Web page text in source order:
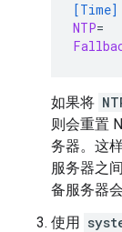
[Time]
NTP=
如果将
则会重置
务器。这
服务器之
备服务器
使用